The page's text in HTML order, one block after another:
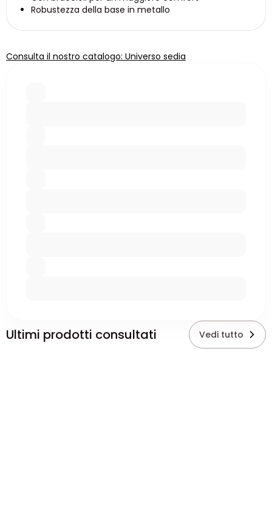
Robustezza della base in metallo
Consulta il nostro catalogo: Universo sedia
Ultimi prodotti consultati Vedi tutto